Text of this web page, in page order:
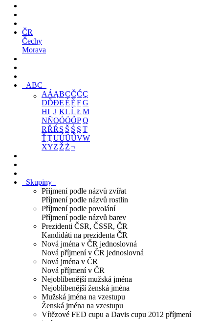
ČR
Čechy
Morava
ABC
AÁĄBCČĆÇ
DĎĐEÉĚFG
HI J KLĹŁM
NŇOÓÖŐPQ
RŘŔ S Š Ś Ş T
ŤŢUÚÜŰVW
XYZ Ž Ż¬
Skupiny
Příjmení podle názvů zvířat
Příjmení podle názvů rostlin
Příjmení podle povolání
Příjmení podle názvů barev
Prezidenti ČSR, ČSSR, ČR
Kandidáti na prezidenta ČR
Nová jména v ČR jednoslovná
Nová příjmení v ČR jednoslovná
Nová jména v ČR
Nová příjmení v ČR
Nejoblíbenější mužská jména
Nejoblíbenější ženská jména
Mužská jména na vzestupu
Ženská jména na vzestupu
Vítězové FED cupu a Davis cupu 2012 příjmení